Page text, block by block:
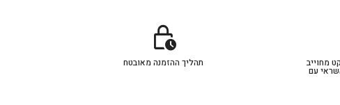
מחוייב
עם
lock_clock
תהליך ההזמנה מאובטח